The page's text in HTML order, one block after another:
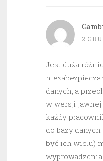
2
Jest duża
danych, a
w wersji
każdy
do bazy
być ich wielu)